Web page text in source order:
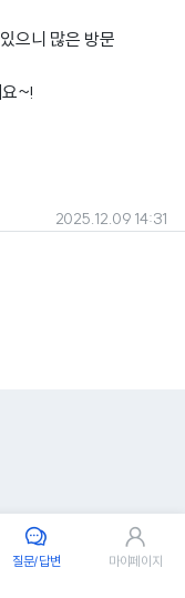
으니 많은 방문
~!
2025.12.09 14:31
질문/답변 마이페이지